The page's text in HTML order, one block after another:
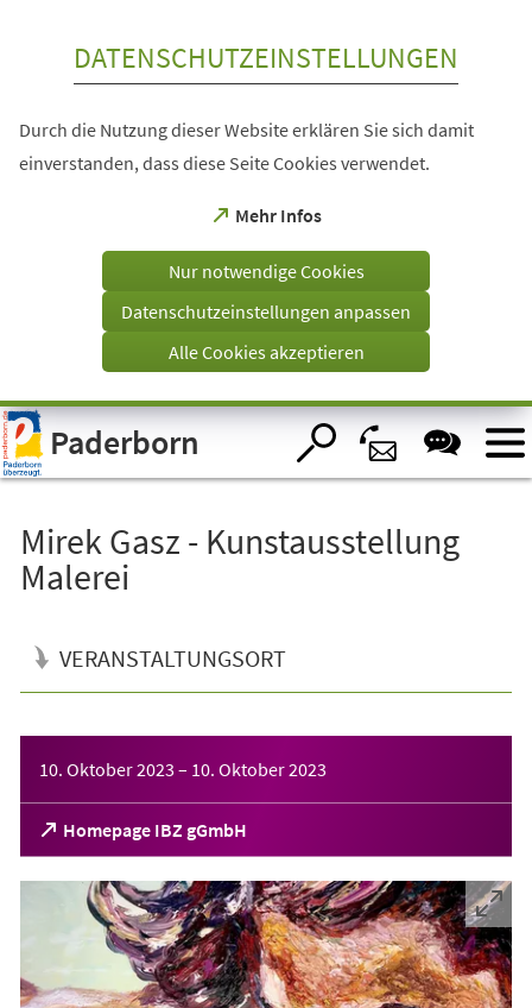
Visuelle
Assistenzsoftware
öffnen.
DATENSCHUTZEINSTELLUNGEN
Durch die Nutzung dieser Website erklären Sie sich damit
einverstanden, dass diese Seite Cookies verwendet.
Mehr Infos
(Öffnet
einem
Tab)
Nur notwendige Cookies
Datenschutzeinstellungen anpassen
Alle Cookies akzeptieren
Paderborn
Mirek Gasz - Kunstausstellung
Malerei
VERANSTALTUNGSORT
10. Oktober 2023 – 10. Oktober 2023
Homepage IBZ gGmbH
(Öffnet
in
einem
neuen